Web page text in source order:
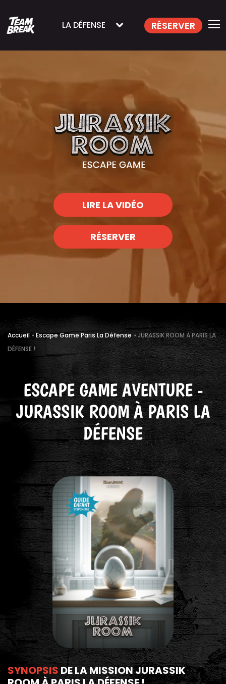
LA DÉFENSE RÉSERVER
LIRE LA VIDÉO
RÉSERVER
Accueil »Escape Game Paris La Défense »JURASSIK ROOM À PARIS LA
DÉFENSE !
ESCAPE GAME AVENTURE -
JURASSIK ROOM À PARIS LA
DÉFENSE
SYNOPSISDE LA MISSION JURASSIK